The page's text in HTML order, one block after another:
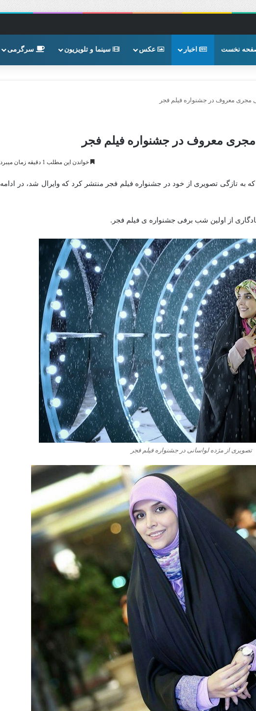
نخست اخبار عکس سینما و تلویزیون سرگرمی
مجری معروف در جشنواره فیلم فجر
مجری معروف در جشنواره فیلم فجر
خواندن این مطلب 1 دقیقه زمان میبرد
تازگی تصویری از خود در جشنواره فیلم فجر منتشر کرد که وایرال شد، در ادامه
از اولین شب برفى جشنواره ى فیلم فجر.
تصویری از مژده لواسانی در جشنواره فیلم فجر